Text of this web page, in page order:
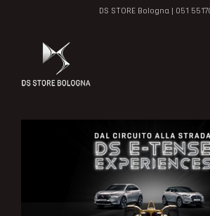
contenuto
DS STORE Bologna | 051